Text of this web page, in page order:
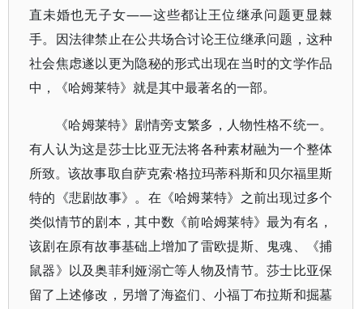
直未婚也无子女——这些都让王位继承问题更显棘
手。因法律禁止在公共场合讨论王位继承问题，这种
社会焦虑遂以更为隐秘的形式出现在当时的文学作品
中，《哈姆莱特》就是其中最著名的一部。
《哈姆莱特》剧情旁支繁多，人物性格不统一。
有人认为这是莎士比亚无法将各种素材融为一个整体
所致。该故事取自萨克索·格拉玛蒂科斯和贝尔福里斯
特的《悲剧故事》。在《哈姆莱特》之前出现过多个
类似情节的剧本，其中数《前哈姆莱特》最为有名，
该剧在原有故事基础上增加了雷欧提斯、鬼魂、《捕
鼠器》以及奥菲利娅溺亡等人物及情节。莎士比亚保
留了上述修改，另增了海盗们、小福丁布拉斯和掘墓